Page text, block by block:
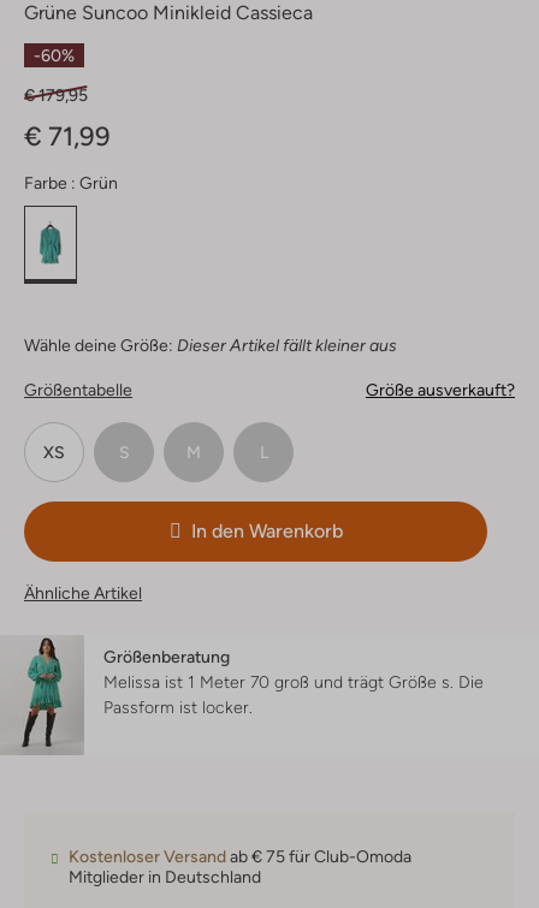
Grüne Suncoo Minikleid Cassieca
-60%
€ 179,95
€ 71,99
Farbe : Grün
Wähle deine Größe: Dieser Artikel fällt kleiner aus
Größentabelle Größe ausverkauft?
XS S M L
In den Warenkorb
Ähnliche Artikel
Größenberatung
Melissa ist 1 Meter 70 groß und trägt Größe s. Die
Passform ist locker
Kostenloser Versandab € 75 für Club-Omoda
Mitglieder in Deutschland